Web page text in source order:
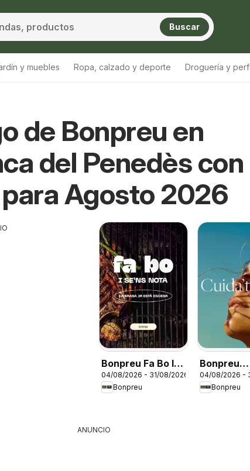
Buscar
y muebles Ropa, calzado y deporte Droguería y
de Bonpreu en
del Penedès con
Agosto 2026
Bonpreu Fa Bo I
Se'ns Nota
04/08/2026 - 31/08/2026
Bonpreu
Bonpreu
04/08/2026 -
Bonpreu
ANUNCIO